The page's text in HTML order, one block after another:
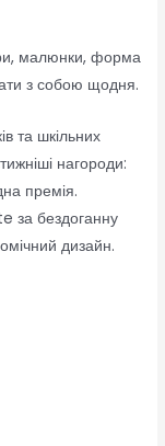
малюнки, форма
з собою щодня.
та шкільних
нагороди:
премія.
за бездоганну
дизайн.